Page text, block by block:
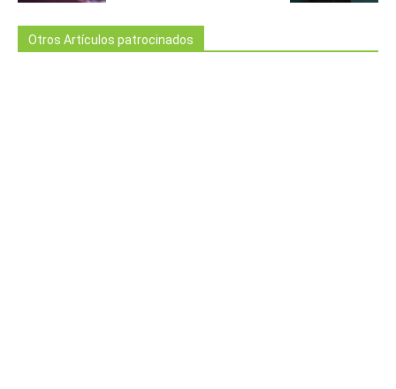
Otros Artículos patrocinados